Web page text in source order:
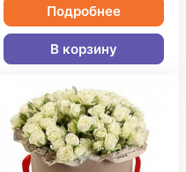
Подробнее
В корзину